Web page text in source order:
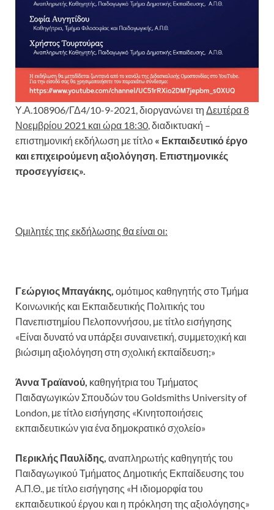
Υ.Α.108906/ΓΔ4/10-9-2021, διοργανώνει τη Δευτέρα 8
Νοεμβρίου 2021 και ώρα 18:30 , διαδικτυακή –
επιστημονική εκδήλωση με τίτλο « Εκπαιδευτικό έργο
και επιχειρούμενη αξιολόγηση. Επιστημονικές
προσεγγίσεις».
Ομιλητές της εκδήλωσης θα είναι οι:
Γεώργιος Μπαγάκης, ομότιμος καθηγητής στο Τμήμα
Κοινωνικής και Εκπαιδευτικής Πολιτικής του
Πανεπιστημίου Πελοποννήσου, με τίτλο εισήγησης
«Είναι δυνατό να υπάρξει συναινετική, συμμετοχική και
βιώσιμη αξιολόγηση στη σχολική εκπαίδευση;»
Άννα Τραϊανού, καθηγήτρια του Τμήματος
Παιδαγωγικών Σπουδών του Goldsmiths University of
London, με τίτλο εισήγησης «Κινητοποιήσεις
εκπαιδευτικών για ένα δημοκρατικό σχολείο»
Περικλής Παυλίδης, αναπληρωτής καθηγητής του
Παιδαγωγικού Τμήματος Δημοτικής Εκπαίδευσης του
Α.Π.Θ., με τίτλο εισήγησης «Η ιδιομορφία του
εκπαιδευτικού έργου και η πρόκληση της αξιολόγησης»